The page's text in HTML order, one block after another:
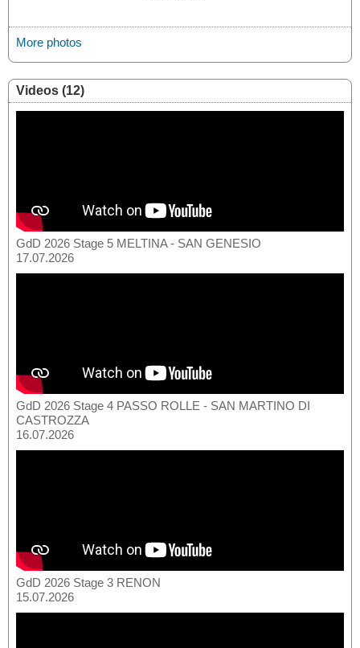
More photos
Videos (12)
GdD 2026 Stage 5 MELTINA - SAN GENESIO
17.07.2026
GdD 2026 Stage 4 PASSO ROLLE - SAN MARTINO DI
CASTROZZA
16.07.2026
GdD 2026 Stage 3 RENON
15.07.2026